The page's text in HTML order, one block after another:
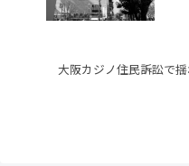
大阪カジノ住民訴訟で